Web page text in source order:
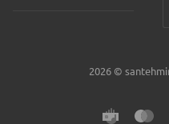
2026 ©